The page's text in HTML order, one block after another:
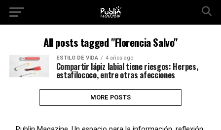
All posts tagged "Florencia Salvo"
ESTILO DE VIDA 4 años ago
Compartir lápiz labial tiene riesgos: Herpes,
estafilococo, entre otras afecciones
MORE POSTS